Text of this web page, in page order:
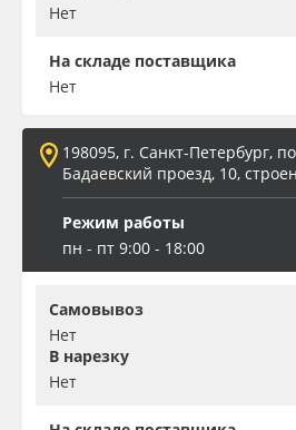
Нет
На складе поставщика
Нет
198095, г. Санкт-Петербург,
Бадаевский проезд, 10,
Режим работы
пн - пт 9:00 - 18:00
Самовывоз
Нет
В нарезку
Нет